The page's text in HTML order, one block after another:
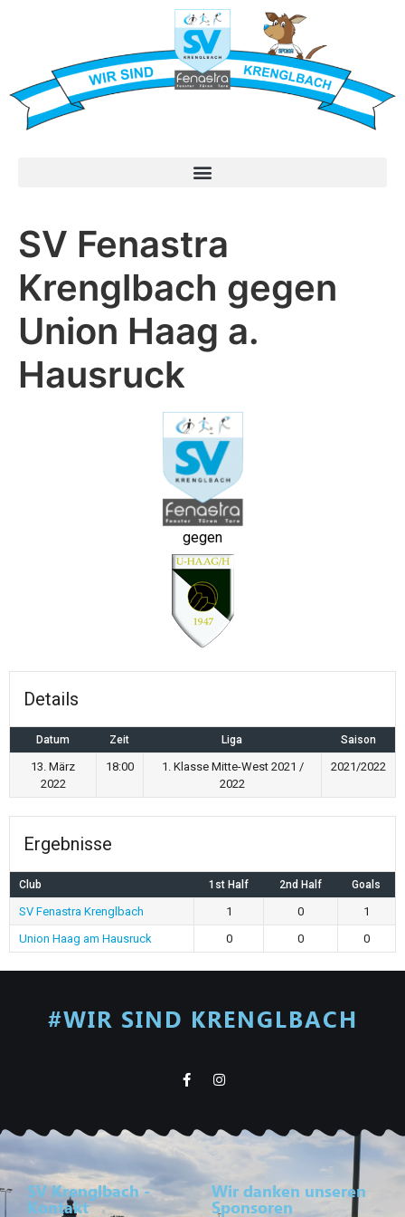
SV Fenastra
Krenglbach gegen
Union Haag a.
Hausruck
gegen
Details
Datum Zeit Liga Saison
13. März
2022
18:00
1. Klasse Mitte-West 2021 /
2022
2021/2022
Ergebnisse
Club 1st Half 2nd Half Goals
SV Fenastra Krenglbach 1 0
1
Union Haag am Hausruck
0 0 0
#WIR SIND KRENGLBACH
SV Krenglbach -
Kontakt
Wir danken unseren
Sponsoren